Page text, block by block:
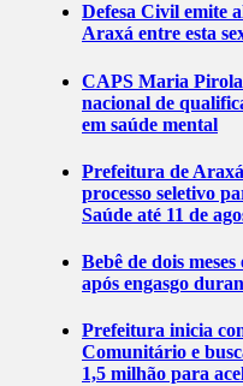
Defesa Civil emite
Araxá entre esta
CAPS Maria Pirola
nacional de
em saúde mental
Prefeitura de
processo seletivo
Saúde até 11 de
Bebê de dois
após engasgo
Prefeitura inicia
Comunitário e
1,5 milhão para